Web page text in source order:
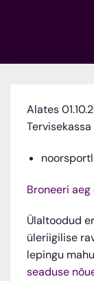
Alates
Broneeri
Ülaltoodud
üleriigilise
lepingu
seaduse